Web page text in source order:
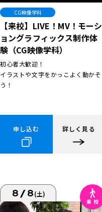
CG映像学科
【来校】LIVE！MV！モーシ
ョングラフィックス制作体
験（CG映像学科）
初心者大歓迎！
イラストや文字をかっこよく動かそ
う！
申し込む 詳しく見る
8/8(土)